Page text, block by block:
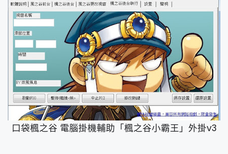
口袋楓之谷 電腦掛機輔助「楓之谷小霸王」外掛v3